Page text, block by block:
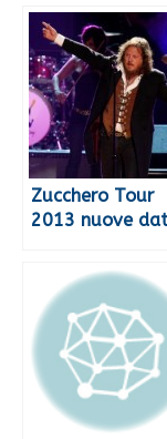
Zucchero Tour
2013 nuove